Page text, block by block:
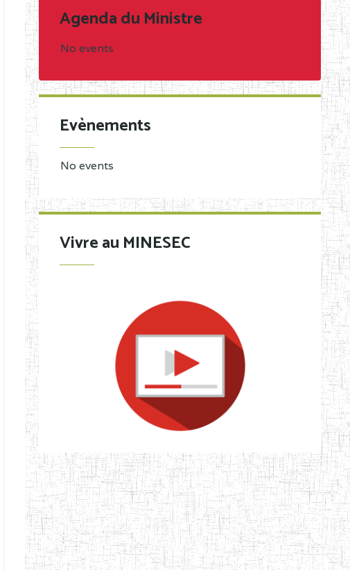
Agenda du Ministre
No events
Evènements
No events
Vivre au MINESEC